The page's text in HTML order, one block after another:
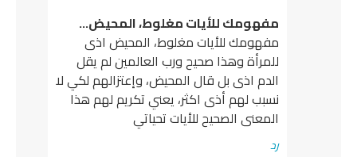
مفهومك للأيات مغلوط، المحيض…
مفهومك للأيات مغلوط، المحيض اذى
للمرأة وهذا صحيح ورب العالمين لم يقل
الدم اذى بل قال المحيض، وإعتزالهم لكي لا
نسبب لهم أذى اكثر، يعني تكريم لهم هذا
المعنى الصحيح للأيات تحياتي
رد